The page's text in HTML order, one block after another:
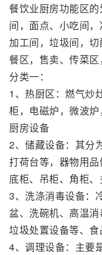
餐饮业厨房功能区
间，面点、小吃间
加工间，垃圾间，
餐区，售卖、传菜区
分类一：
1、热厨区：燃气炒
柜，电磁炉，微波
厨房设备
2、储藏设备：其分
打荷台等，器物用
底柜、吊柜、角柜
3、洗涤消毒设备：
盆、洗碗机、高温
垃圾处置设备等、
4、调理设备：主要